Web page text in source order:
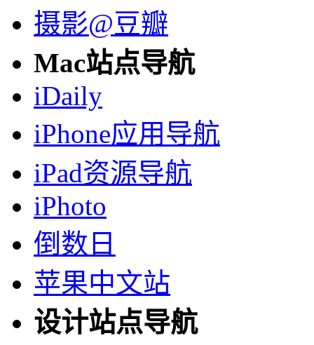
摄影@豆瓣
Mac站点导航
iDaily
iPhone应用导航
iPad资源导航
iPhoto
倒数日
苹果中文站
设计站点导航